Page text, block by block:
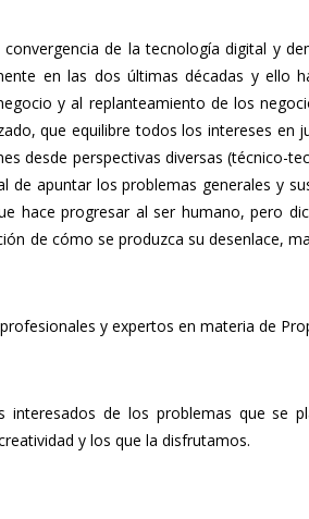
de la tecnología digital y
en las dos últimas décadas y ello
y al replanteamiento de los
que equilibre todos los intereses en
desde perspectivas diversas (técnico-
apuntar los problemas generales y
hace progresar al ser humano, pero
de cómo se produzca su desenlace,
y expertos en materia de
de los problemas que se
y los que la disfrutamos.